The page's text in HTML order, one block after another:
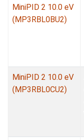
MiniPID 2 10.0 eV
(MP3RBL0BU2)
MiniPID 2 10.0 eV
(MP3RBL0CU2)